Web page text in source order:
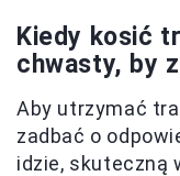
Kiedy kosić
chwasty, by
Aby utrzymać
zadbać o
idzie, skuteczną